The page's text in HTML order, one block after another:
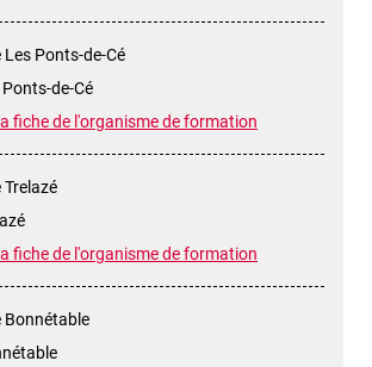
Les Ponts-de-Cé
de-Cé
fiche de l'organisme de formation
Trelazé
fiche de l'organisme de formation
Bonnétable